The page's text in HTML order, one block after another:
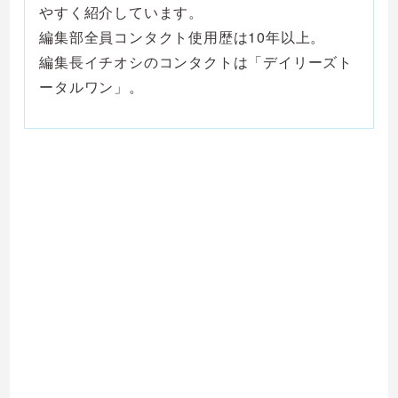
やすく紹介しています。
編集部全員コンタクト使用歴は10年以上。
編集長イチオシのコンタクトは「デイリーズト
ータルワン」。